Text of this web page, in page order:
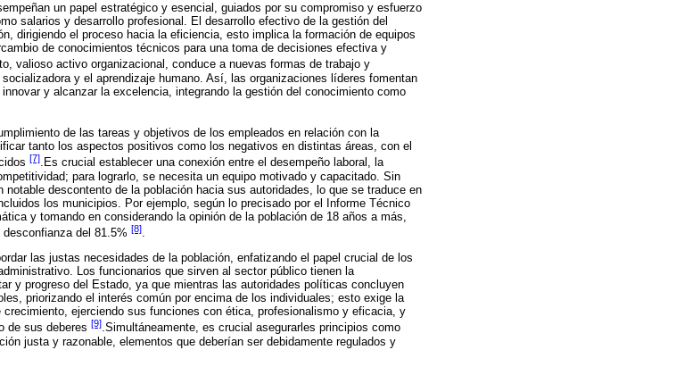
un papel estratégico y esencial, guiados por su compromiso y esfuerzo
salarios y desarrollo profesional. El desarrollo efectivo de la gestión del
dirigiendo el proceso hacia la eficiencia, esto implica la formación de equipos
de conocimientos técnicos para una toma de decisiones efectiva y
valioso activo organizacional, conduce a nuevas formas de trabajo y
y el aprendizaje humano. Así, las organizaciones líderes fomentan
y alcanzar la excelencia, integrando la gestión del conocimiento como
de las tareas y objetivos de los empleados en relación con la
tanto los aspectos positivos como los negativos en distintas áreas, con el
[7].Es crucial establecer una conexión entre el desempeño laboral, la
para lograrlo, se necesita un equipo motivado y capacitado. Sin
descontento de la población hacia sus autoridades, lo que se traduce en
los municipios. Por ejemplo, según lo precisado por el Informe Técnico
y tomando en considerando la opinión de la población de 18 años a más,
del 81.5% [8].
las justas necesidades de la población, enfatizando el papel crucial de los
Los funcionarios que sirven al sector público tienen la
y progreso del Estado, ya que mientras las autoridades políticas concluyen
priorizando el interés común por encima de los individuales; esto exige la
ejerciendo sus funciones con ética, profesionalismo y eficacia, y
de sus deberes [9].Simultáneamente, es crucial asegurarles principios como
justa y razonable, elementos que deberían ser debidamente regulados y